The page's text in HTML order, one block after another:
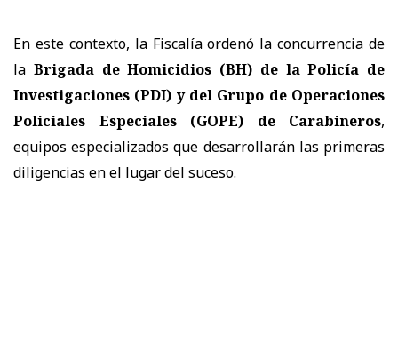
En este contexto, la Fiscalía ordenó la concurrencia de
la Brigada de Homicidios (BH) de la Policía de
Investigaciones (PDI) y del Grupo de Operaciones
Policiales Especiales (GOPE) de Carabineros,
equipos especializados que desarrollarán las primeras
diligencias en el lugar del suceso.